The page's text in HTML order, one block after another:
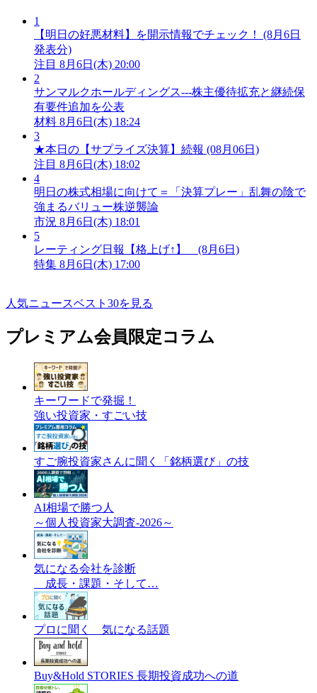
1
【明日の好悪材料】を開示情報でチェック！ (8月6日
発表分)
注目 8月6日(木) 20:00
2
サンマルクホールディングス---株主優待拡充と継続保
有要件追加を公表
材料 8月6日(木) 18:24
3
★本日の【サプライズ決算】続報 (08月06日)
注目 8月6日(木) 18:02
4
明日の株式相場に向けて＝「決算プレー」乱舞の陰で
強まるバリュー株逆襲論
市況 8月6日(木) 18:01
5
レーティング日報【格上げ↑】 (8月6日)
特集 8月6日(木) 17:00
人気ニュースベスト30を見る
プレミアム会員限定コラム
キーワードで発掘！
強い投資家・すごい技
すご腕投資家さんに聞く「銘柄選び」の技
AI相場で勝つ人
～個人投資家大調査-2026～
気になる会社を診断
成長・課題・そして…
プロに聞く 気になる話題
Buy&Hold STORIES 長期投資成功への道